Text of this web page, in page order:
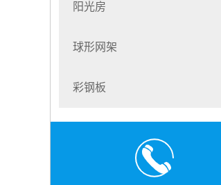
阳光房
球形网架
彩钢板